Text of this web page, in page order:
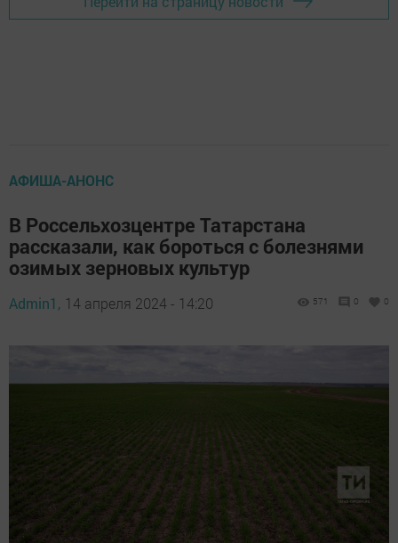
АФИША-АНОНС
В Россельхозцентре Татарстана
рассказали, как бороться с болезнями
озимых зерновых культур
Admin1, 14 апреля 2024 - 14:20 571 0 0